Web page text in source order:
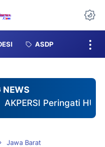
ASDP
NEWS
HUT ke-2 dengan
Jawa Barat